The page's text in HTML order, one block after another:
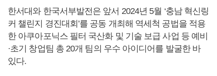
한서대와 한국서부발전은 앞서 2024년 5월 ‘충남 혁신링
커 챌린지 경진대회’를 공동 개최해 역세척 공법을 적용
한 아쿠아포닉스 필터 국산화 및 기술 보급 사업 등 예비
·초기 창업팀 총 20개 팀의 우수 아이디어를 발굴한 바
있다.